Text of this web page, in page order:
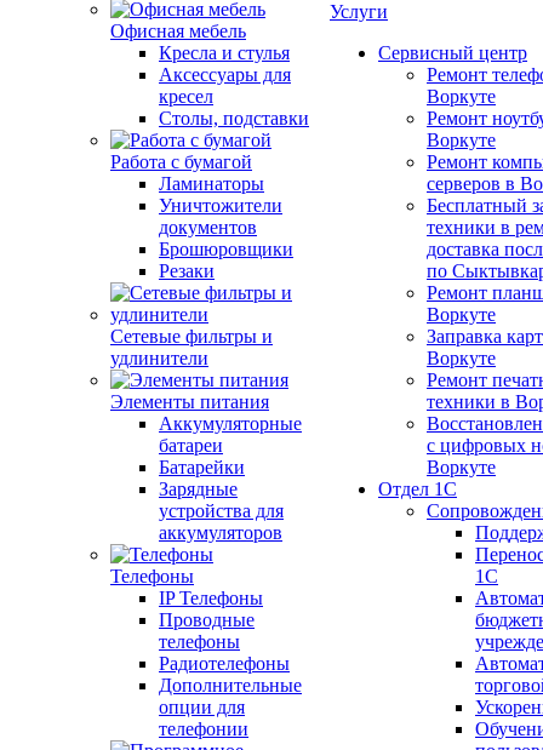
Офисная мебель
Кресла и стулья
Аксессуары для
кресел
Столы, подставки
Работа с бумагой
Ламинаторы
Уничтожители
документов
Брошюровщики
Резаки
Сетевые фильтры и
удлинители
Элементы питания
Аккумуляторные
батареи
Батарейки
Зарядные
устройства для
аккумуляторов
Телефоны
IP Телефоны
Проводные
телефоны
Радиотелефоны
Дополнительные
опции для
телефонии
Услуги
Сервисный центр
Ремонт
Воркуте
Ремонт
Воркуте
Ремонт
серверов в
Бесплатный
техники в
доставка
по
Ремонт
Воркуте
Заправка
Воркуте
Ремонт
техники в
с цифровых
Воркуте
Отдел 1С
1С